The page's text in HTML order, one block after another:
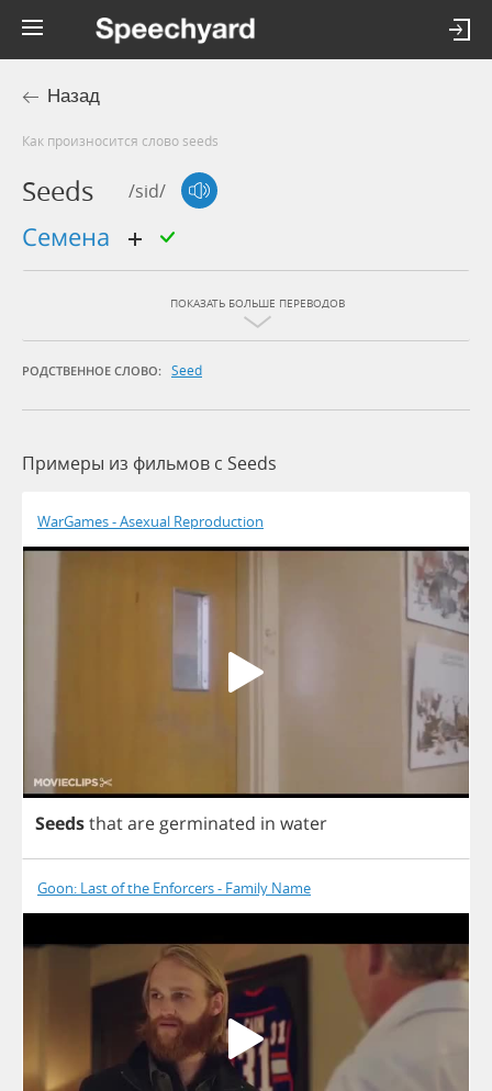
Назад
Как произносится слово seeds
Seeds /sid/
семена
ПОКАЗАТЬ БОЛЬШЕ ПЕРЕВОДОВ
РОДСТВЕННОЕ СЛОВО: Seed
Примеры из фильмов c Seeds
WarGames - Asexual Reproduction
Seedsthatare germinated in water
Goon: Last of the Enforcers - Family Name